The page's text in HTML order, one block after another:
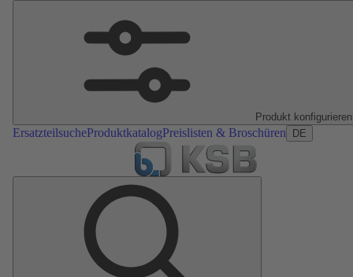
Produkt konfigurieren
ErsatzteilsucheProduktkatalogPreislisten & Broschüren DE